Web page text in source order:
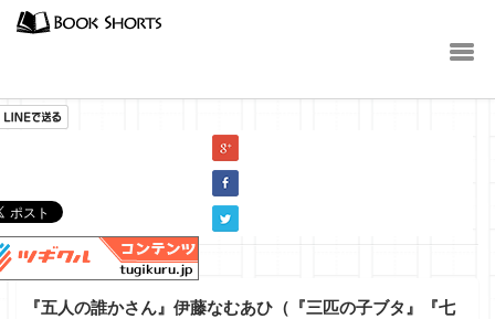
『五人の誰かさん』伊藤なむあひ（『三匹の子ブタ』『七